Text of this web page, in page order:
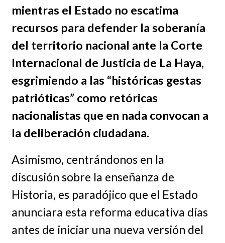
mientras el Estado no escatima
recursos para defender la soberanía
del territorio nacional ante la Corte
Internacional de Justicia de La Haya,
esgrimiendo a las “históricas gestas
patrióticas” como retóricas
nacionalistas que en nada convocan a
la deliberación ciudadana.
Asimismo, centrándonos en la
discusión sobre la enseñanza de
Historia, es paradójico que el Estado
anunciara esta reforma educativa días
antes de iniciar una nueva versión del